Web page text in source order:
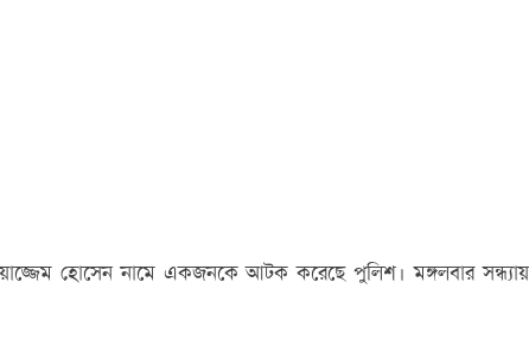
হোসেন নামে একজনকে আটক করেছে পুলিশ। মঙ্গলবার সন্ধ্যায়